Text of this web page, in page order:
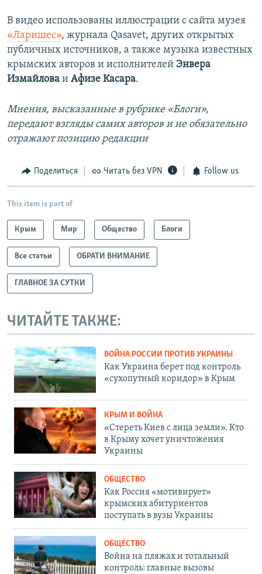
В видео использованы иллюстрации с сайта музея
«Ларишес», журнала Qasavet, других открытых
публичных источников, а также музыка известных
крымских авторов и исполнителей Энвера
Измайлова и Афизе Касара.
Мнения, высказанные в рубрике «Блоги»,
передают взгляды самих авторов и не обязательно
отражают позицию редакции
Поделиться Читать без VPN Follow us
This item is part of
Крым Мир Общество Блоги
Все статьи ОБРАТИ ВНИМАНИЕ
ГЛАВНОЕ ЗА СУТКИ
ЧИТАЙТЕ ТАКЖЕ:
ВОЙНА РОССИИ ПРОТИВ УКРАИНЫ
Как Украина берет под контроль
«сухопутный коридор» в Крым
КРЫМ И ВОЙНА
«Стереть Киев с лица земли». Кто
в Крыму хочет уничтожения
Украины
ОБЩЕСТВО
Как Россия «мотивирует»
крымских абитуриентов
поступать в вузы Украины
ОБЩЕСТВО
Война на пляжах и тотальный
контроль: главные вызовы